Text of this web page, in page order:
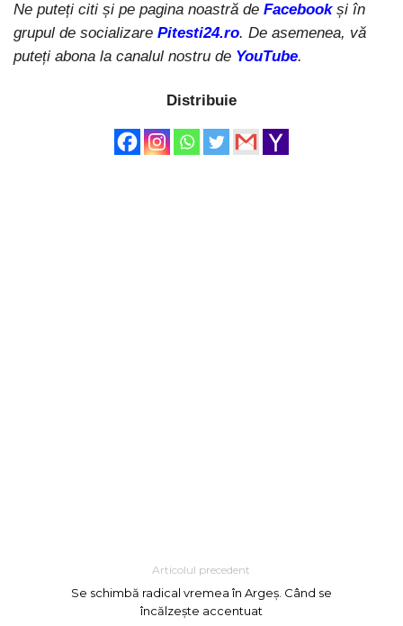
Ne puteți citi și pe pagina noastră de Facebook și în
grupul de socializare Pitesti24.ro. De asemenea, vă
puteți abona la canalul nostru de YouTube.
Distribuie
Articolul precedent
Se schimbă radical vremea în Argeș. Când se
încălzește accentuat